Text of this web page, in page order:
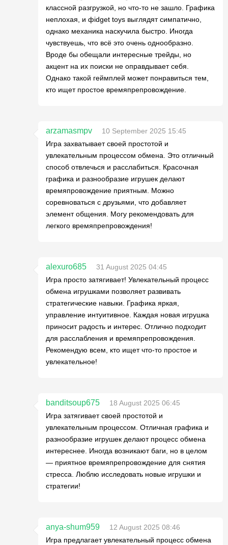
классной разгрузкой, но что-то не зашло. Графика
неплохая, и фidget toys выглядят симпатично,
однако механика наскучила быстро. Иногда
чувствуешь, что всё это очень однообразно.
Вроде бы обещали интересные трейды, но
акцент на их поиски не оправдывает себя.
Однако такой геймплей может понравиться тем,
кто ищет простое времяпрепровождение.
arzamasmpv
10 September 2025 15:45
Игра захватывает своей простотой и
увлекательным процессом обмена. Это отличный
способ отвлечься и расслабиться. Красочная
графика и разнообразие игрушек делают
времяпровождение приятным. Можно
соревноваться с друзьями, что добавляет
элемент общения. Могу рекомендовать для
легкого времяпрепровождения!
alexuro685
31 August 2025 04:45
Игра просто затягивает! Увлекательный процесс
обмена игрушками позволяет развивать
стратегические навыки. Графика яркая,
управление интуитивное. Каждая новая игрушка
приносит радость и интерес. Отлично подходит
для расслабления и времяпрепровождения.
Рекомендую всем, кто ищет что-то простое и
увлекательное!
banditsoup675
18 August 2025 06:45
Игра затягивает своей простотой и
увлекательным процессом. Отличная графика и
разнообразие игрушек делают процесс обмена
интереснее. Иногда возникают баги, но в целом
— приятное времяпрепровождение для снятия
стресса. Люблю исследовать новые игрушки и
стратегии!
anya-shum959
12 August 2025 08:46
Игра предлагает увлекательный процесс обмена